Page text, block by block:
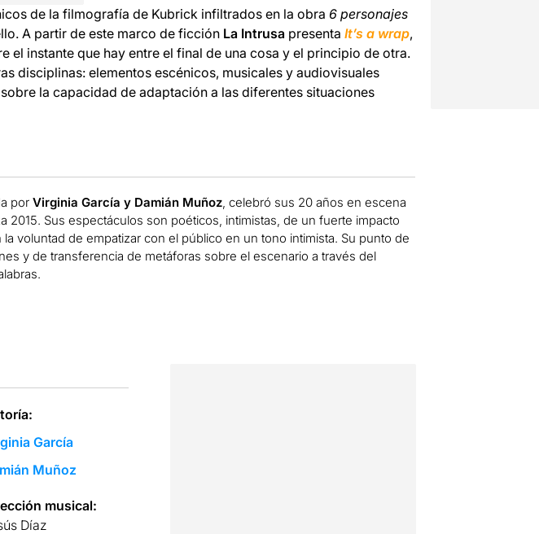
de la filmografía de Kubrick infiltrados en la obra 6 personajes
A partir de este marco de ficción La Intrusa presenta It’s a wrap,
el instante que hay entre el final de una cosa y el principio de otra.
disciplinas: elementos escénicos, musicales y audiovisuales
la capacidad de adaptación a las diferentes situaciones
por Virginia García y Damián Muñoz, celebró sus 20 años en escena
2015. Sus espectáculos son poéticos, intimistas, de un fuerte impacto
voluntad de empatizar con el público en un tono intimista. Su punto de
y de transferencia de metáforas sobre el escenario a través del
García
Muñoz
musical:
Díaz